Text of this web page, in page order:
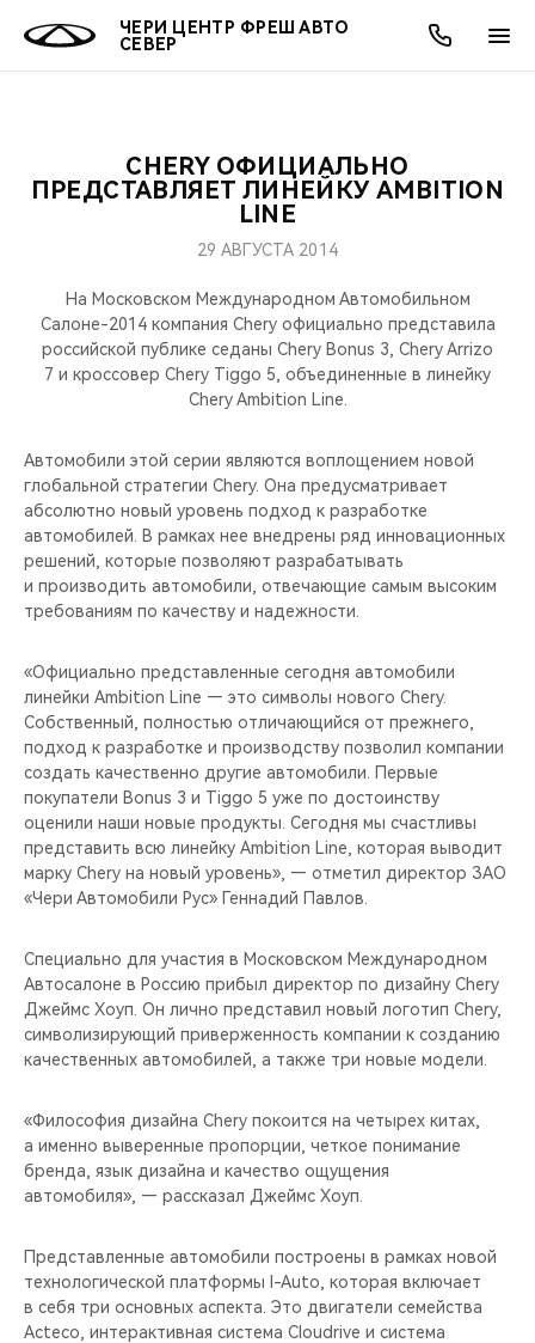
ЧЕРИ ЦЕНТР ФРЕШ АВТО
СЕВЕР
МОДЕЛИ
СЕДАНЫ
НОВИНКИ
ПОКУПАТЕЛЯМ
КРЕДИТ И СТРАХОВАНИЕ
ВЛАДЕЛЬЦАМ
ЗАПЧАСТИ И АКСЕССУАРЫ
ПОДДЕРЖКА
МИР CHERY
О БРЕНДЕ
CHERY В СОЦСЕТЯХ
БЛАГОТВОРИТЕЛЬНОСТЬ
CHERY REMOTE
CHERY И СПОРТ
ВИДЕООБЗОРЫ
CHERY ДЛЯ ДЕТЕЙ
АКЦИИ
ОНЛАЙН СЕРВИСЫ
КРЕДИТ
О КОМПАНИИ
МЫ В СОЦСЕТЯХ
CHERY ОФИЦИАЛЬНО
ПРЕДСТАВЛЯЕТ ЛИНЕЙКУ AMBITION
LINE
29 АВГУСТА 2014
На Московском Международном Автомобильном
Салоне-2014 компания Chery официально представила
российской публике седаны Chery Bonus 3, Chery Arrizo
7 и кроссовер Chery Tiggo 5, объединенные в линейку
Chery Ambition Line.
Автомобили этой серии являются воплощением новой
глобальной стратегии Chery. Она предусматривает
абсолютно новый уровень подход к разработке
автомобилей. В рамках нее внедрены ряд инновационных
решений, которые позволяют разрабатывать
и производить автомобили, отвечающие самым высоким
требованиям по качеству и надежности.
«Официально представленные сегодня автомобили
линейки Ambition Line — это символы нового Chery.
Собственный, полностью отличающийся от прежнего,
подход к разработке и производству позволил компании
создать качественно другие автомобили. Первые
покупатели Bonus 3 и Tiggo 5 уже по достоинству
оценили наши новые продукты. Сегодня мы счастливы
представить всю линейку Ambition Line, которая выводит
марку Chery на новый уровень», — отметил директор ЗАО
«Чери Автомобили Рус» Геннадий Павлов.
Специально для участия в Московском Международном
Автосалоне в Россию прибыл директор по дизайну Chery
Джеймс Хоуп. Он лично представил новый логотип Chery,
символизирующий приверженность компании к созданию
качественных автомобилей, а также три новые модели.
«Философия дизайна Chery покоится на четырех китах,
а именно выверенные пропорции, четкое понимание
бренда, язык дизайна и качество ощущения
автомобиля», — рассказал Джеймс Хоуп.
Представленные автомобили построены в рамках новой
технологической платформы I-Auto, которая включает
в себя три основных аспекта. Это двигатели семейства
Acteco, интерактивная система Cloudrive и система